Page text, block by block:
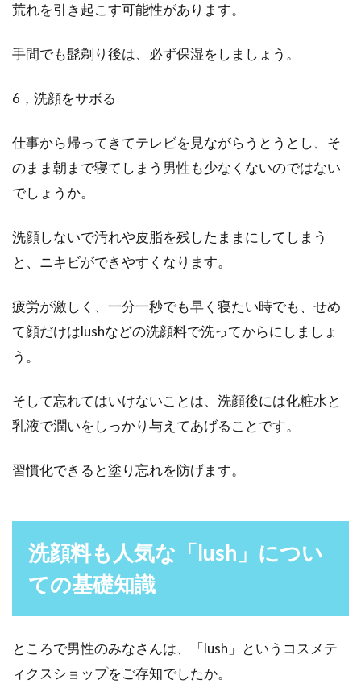
荒れを引き起こす可能性があります。
手間でも髭剃り後は、必ず保湿をしましょう。
6，洗顔をサボる
仕事から帰ってきてテレビを見ながらうとうとし、そ
のまま朝まで寝てしまう男性も少なくないのではない
でしょうか。
洗顔しないで汚れや皮脂を残したままにしてしまう
と、ニキビができやすくなります。
疲労が激しく、一分一秒でも早く寝たい時でも、せめ
て顔だけはlushなどの洗顔料で洗ってからにしましょ
う。
そして忘れてはいけないことは、洗顔後には化粧水と
乳液で潤いをしっかり与えてあげることです。
習慣化できると塗り忘れを防げます。
洗顔料も人気な「lush」につい
ての基礎知識
ところで男性のみなさんは、「lush」というコスメテ
ィクスショップをご存知でしたか。